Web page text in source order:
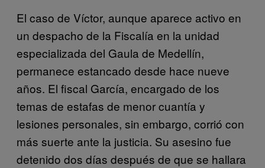
El caso de Víctor, aunque aparece activo en
un despacho de la Fiscalía en la unidad
especializada del Gaula de Medellín,
permanece estancado desde hace nueve
años. El fiscal García, encargado de los
temas de estafas de menor cuantía y
lesiones personales, sin embargo, corrió con
más suerte ante la justicia. Su asesino fue
detenido dos días después de que se hallara